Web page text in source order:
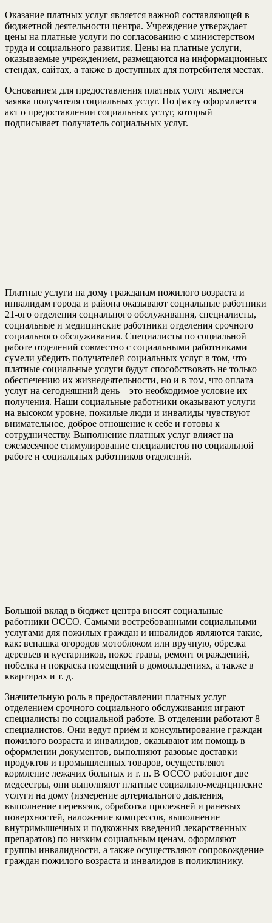
Оказание платных услуг является важной составляющей в
бюджетной деятельности центра. Учреждение утверждает
цены на платные услуги по согласованию с министерством
труда и социального развития. Цены на платные услуги,
оказываемые учреждением, размещаются на информационных
стендах, сайтах, а также в доступных для потребителя местах.
Основанием для предоставления платных услуг является
заявка получателя социальных услуг. По факту оформляется
акт о предоставлении социальных услуг, который
подписывает получатель социальных услуг.
Платные услуги на дому гражданам пожилого возраста и
инвалидам города и района оказывают социальные работники
21-ого отделения социального обслуживания, специалисты,
социальные и медицинские работники отделения срочного
социального обслуживания. Специалисты по социальной
работе отделений совместно с социальными работниками
сумели убедить получателей социальных услуг в том, что
платные социальные услуги будут способствовать не только
обеспечению их жизнедеятельности, но и в том, что оплата
услуг на сегодняшний день – это необходимое условие их
получения. Наши социальные работники оказывают услуги
на высоком уровне, пожилые люди и инвалиды чувствуют
внимательное, доброе отношение к себе и готовы к
сотрудничеству. Выполнение платных услуг влияет на
ежемесячное стимулирование специалистов по социальной
работе и социальных работников отделений.
Большой вклад в бюджет центра вносят социальные
работники ОССО. Самыми востребованными социальными
услугами для пожилых граждан и инвалидов являются такие,
как: вспашка огородов мотоблоком или вручную, обрезка
деревьев и кустарников, покос травы, ремонт ограждений,
побелка и покраска помещений в домовладениях, а также в
квартирах и т. д.
Значительную роль в предоставлении платных услуг
отделением срочного социального обслуживания играют
специалисты по социальной работе. В отделении работают 8
специалистов. Они ведут приём и консультирование граждан
пожилого возраста и инвалидов, оказывают им помощь в
оформлении документов, выполняют разовые доставки
продуктов и промышленных товаров, осуществляют
кормление лежачих больных и т. п. В ОССО работают две
медсестры, они выполняют платные социально-медицинские
услуги на дому (измерение артериального давления,
выполнение перевязок, обработка пролежней и раневых
поверхностей, наложение компрессов, выполнение
внутримышечных и подкожных введений лекарственных
препаратов) по низким социальным ценам, оформляют
группы инвалидности, а также осуществляют сопровождение
граждан пожилого возраста и инвалидов в поликлинику.